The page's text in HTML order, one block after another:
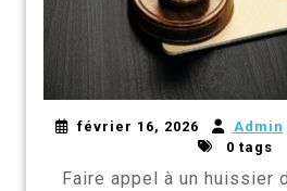
février 16, 2026 Admin
0 tags
Faire appel à un huissier